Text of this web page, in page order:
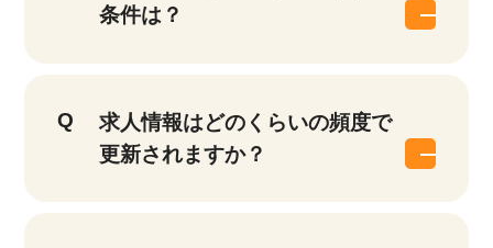
条件は？
求人情報はどのくらいの頻度で
更新されますか？